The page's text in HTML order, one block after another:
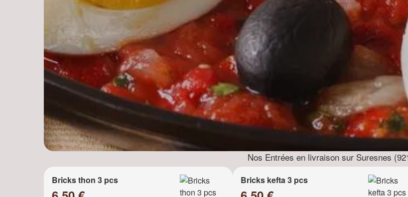
Nos Entrées en livraison sur Suresnes
Bricks thon 3 pcs Bricks kefta 3 pcs